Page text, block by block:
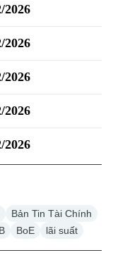
Bản Tin Tài Chính
BoE lãi suất